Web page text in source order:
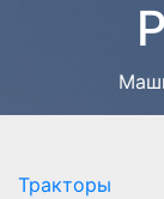
содержимому
Тракторы